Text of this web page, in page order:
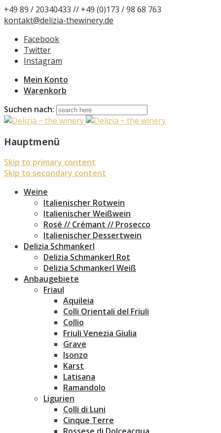
+49 89 / 20340433 // +49 (0)173 / 98 68 763
kontakt@delizia-thewinery.de
Facebook
Twitter
Instagram
Mein Konto
Warenkorb
Suchen nach:
Hauptmenü
Skip to primary content
Skip to secondary content
Weine
Italienischer Rotwein
Italienischer Weißwein
Rosé // Crémant // Prosecco
Italienischer Dessertwein
Delizia Schmankerl
Delizia Schmankerl Rot
Delizia Schmankerl Weiß
Anbaugebiete
Friaul
Aquileia
Colli Orientali del Friuli
Collio
Friuli Venezia Giulia
Grave
Isonzo
Karst
Latisana
Ramandolo
Ligurien
Colli di Luni
Cinque Terre